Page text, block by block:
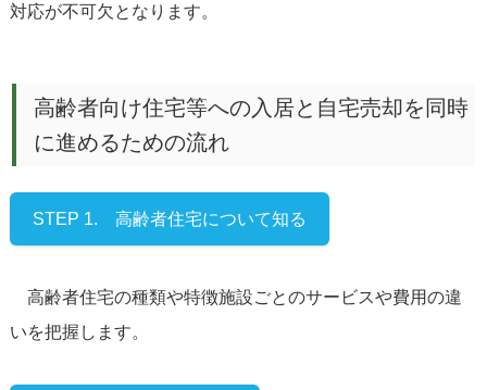
対応が不可欠となります。
高齢者向け住宅等への入居と自宅売却を同時
に進めるための流れ
STEP 1. 高齢者住宅について知る
高齢者住宅の種類や特徴施設ごとのサービスや費用の違
いを把握します。